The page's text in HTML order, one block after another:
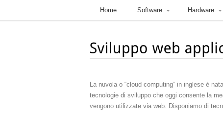
Home Software Hardware
La nuvola o “cloud computing” in inglese è
tecnologie di sviluppo che oggi consente la
vengono utilizzate via web. Disponiamo di